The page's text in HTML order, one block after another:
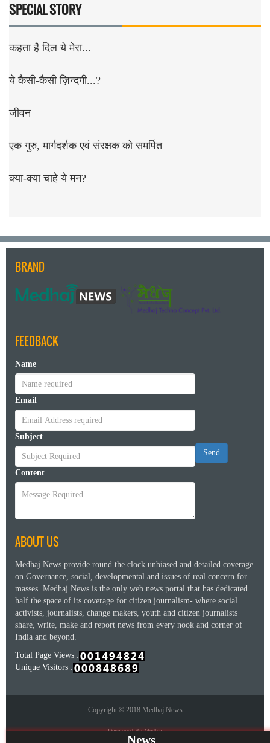
SPECIAL STORY
कहता है दिल ये मेरा...
ये कैसी-कैसी ज़िन्दगी...?
जीवन
एक गुरु, मार्गदर्शक एवं संरक्षक को समर्पित
क्या-क्या चाहे ये मन?
BRAND
FEEDBACK
Name
Email
Subject
Content
Send
ABOUT US
Medhaj News provide round the clock unbiased and detailed coverage
on Governance, social, developmental and issues of real concern for
masses. Medhaj News is the only web news portal that has dedicated
half the space of its coverage for citizen journalism- where social
activists, journalists, change makers, youth and citizen journalists
share, write, make and report news from every nook and corner of
India and beyond.
Total Page Views :
Unique Visitors :
Copyright © 2018 Medhaj News
Developed By Medhaj
News